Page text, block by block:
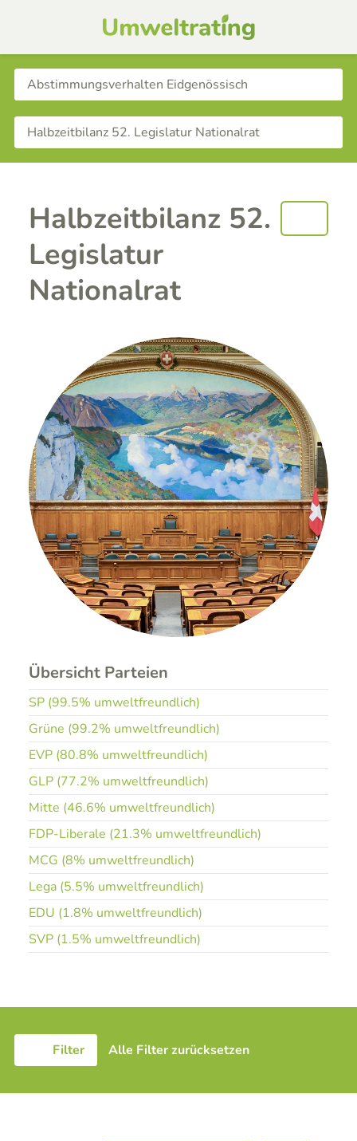
Halbzeitbilanz 52.
Legislatur
Nationalrat
Übersicht Parteien
SP (99.5% umweltfreundlich)
Grüne (99.2% umweltfreundlich)
EVP (80.8% umweltfreundlich)
GLP (77.2% umweltfreundlich)
Mitte (46.6% umweltfreundlich)
FDP-Liberale (21.3% umweltfreundlich)
MCG (8% umweltfreundlich)
Lega (5.5% umweltfreundlich)
EDU (1.8% umweltfreundlich)
SVP (1.5% umweltfreundlich)
Filter Alle Filter zurücksetzen